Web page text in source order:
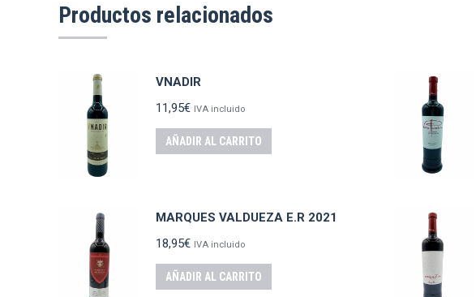
Productos relacionados
VNADIR
11,95€ IVA incluido
AÑADIR AL CARRITO
MARQUES VALDUEZA E.R 2021
18,95€ IVA incluido
AÑADIR AL CARRITO